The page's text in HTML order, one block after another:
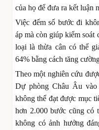
của họ để đưa ra kết luận
Việc đếm số bước đi
áp mà còn giúp kiểm
loại là thừa cân có thể
64% bằng cách tăng
Theo một nghiên cứu
Dự phòng Châu Âu
không thể đạt được mục
hơn 2.000 bước cũng có
không có ảnh hưởng